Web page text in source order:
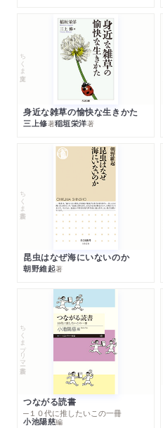
ちくま文庫
身近な雑草の愉快な生きかた
三上修著稲垣栄洋著
ちくま新書
昆虫はなぜ海にいないのか
朝野維起著
ちくまプリマー新書
つながる読書
─１０代に推したいこの一冊
小池陽慈編